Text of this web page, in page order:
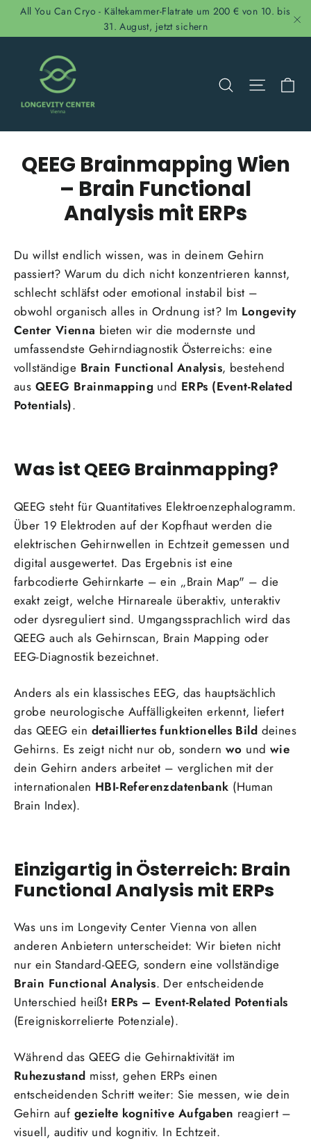
DirektAll You Can Cryo - Kältekammer-Flatrate um 200 € von 10. bis
31. August, jetzt sichern
Suche
QEEG Brainmapping Wien
– Brain Functional
Analysis mit ERPs
Du willst endlich wissen, was in deinem Gehirn
passiert? Warum du dich nicht konzentrieren kannst,
schlecht schläfst oder emotional instabil bist –
obwohl organisch alles in Ordnung ist? Im Longevity
Center Vienna bieten wir die modernste und
umfassendste Gehirndiagnostik Österreichs: eine
vollständige Brain Functional Analysis, bestehend
aus QEEG Brainmappingund ERPs (Event-Related
Potentials).
Was ist QEEG Brainmapping?
QEEG steht für Quantitatives Elektroenzephalogramm.
Über 19 Elektroden auf der Kopfhaut werden die
elektrischen Gehirnwellen in Echtzeit gemessen und
digital ausgewertet. Das Ergebnis ist eine
farbcodierte Gehirnkarte – ein „Brain Map" – die
exakt zeigt, welche Hirnareale überaktiv, unteraktiv
oder dysreguliert sind. Umgangssprachlich wird das
QEEG auch als Gehirnscan, Brain Mapping oder
EEG-Diagnostik bezeichnet.
Anders als ein klassisches EEG, das hauptsächlich
grobe neurologische Auffälligkeiten erkennt, liefert
das QEEG ein detailliertes funktionelles Bild deines
Gehirns. Es zeigt nicht nur ob, sondern wo und wie
dein Gehirn anders arbeitet – verglichen mit der
internationalen HBI-Referenzdatenbank (Human
Brain Index).
Einzigartig in Österreich: Brain
Functional Analysis mit ERPs
Was uns im Longevity Center Vienna von allen
anderen Anbietern unterscheidet: Wir bieten nicht
nur ein Standard-QEEG, sondern eine vollständige
Brain Functional Analysis. Der entscheidende
Unterschied heißt ERPs – Event-Related Potentials
(Ereigniskorrelierte Potenziale).
Während das QEEG die Gehirnaktivität im
Ruhezustand misst, gehen ERPs einen
entscheidenden Schritt weiter: Sie messen, wie dein
Gehirn auf gezielte kognitive Aufgaben reagiert –
visuell, auditiv und kognitiv. In Echtzeit.